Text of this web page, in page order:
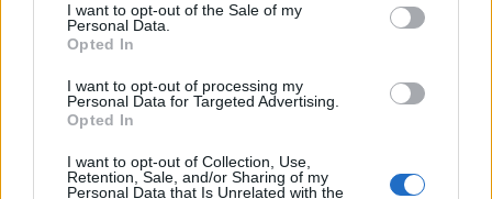
I want to opt-out of the Sale of my
Personal Data.
Opted In
I want to opt-out of processing my
Personal Data for Targeted Advertising.
Opted In
I want to opt-out of Collection, Use,
Retention, Sale, and/or Sharing of my
Personal Data that Is Unrelated with the